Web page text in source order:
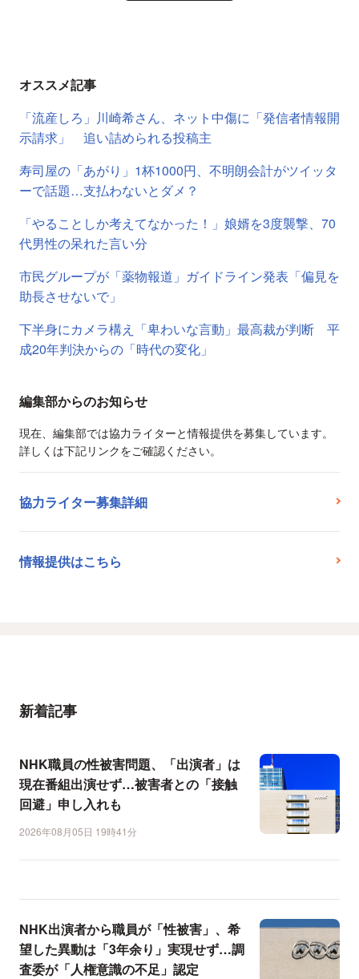
オススメ記事
「流産しろ」川崎希さん、ネット中傷に「発信者情報開
示請求」 追い詰められる投稿主
寿司屋の「あがり」1杯1000円、不明朗会計がツイッタ
ーで話題…支払わないとダメ？
「やることしか考えてなかった！」娘婿を3度襲撃、70
代男性の呆れた言い分
市民グループが「薬物報道」ガイドライン発表「偏見を
助長させないで」
下半身にカメラ構え「卑わいな言動」最高裁が判断 平
成20年判決からの「時代の変化」
編集部からのお知らせ
現在、編集部では協力ライターと情報提供を募集しています。
詳しくは下記リンクをご確認ください。
協力ライター募集詳細
情報提供はこちら
新着記事
NHK職員の性被害問題、「出演者」は
現在番組出演せず…被害者との「接触
回避」申し入れも
2026年08月05日 19時41分
NHK出演者から職員が「性被害」、希
望した異動は「3年余り」実現せず…調
査委が「人権意識の不足」認定